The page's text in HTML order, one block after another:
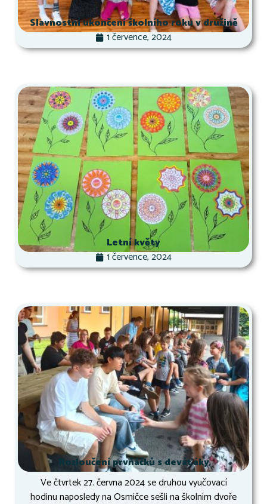
Slavnostní ukončení školního roku v družině
1 července, 2024
Letní květy
1 července, 2024
Rozloučení prvňáčků s deváťáky
Ve čtvrtek 27. června 2024 se druhou vyučovací
hodinu naposledy na Osmičce sešli na školním dvoře